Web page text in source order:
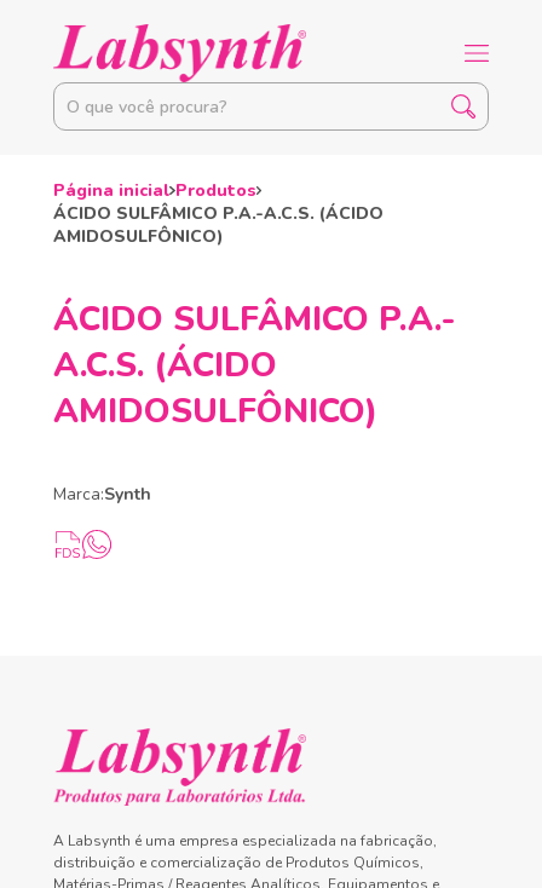
Página inicial Produtos
ÁCIDO SULFÂMICO P.A.-A.C.S. (ÁCIDO
AMIDOSULFÔNICO)
ÁCIDO SULFÂMICO P.A.-
A.C.S. (ÁCIDO
AMIDOSULFÔNICO)
Marca:Synth
A Labsynth é uma empresa especializada na fabricação,
distribuição e comercialização de Produtos Químicos,